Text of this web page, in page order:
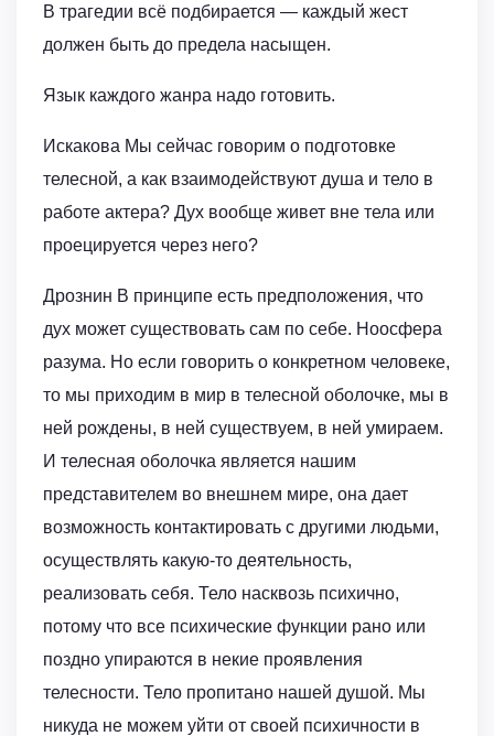
В трагедии всё подбирается — каждый жест
должен быть до предела насыщен.
Язык каждого жанра надо готовить.
Искакова Мы сейчас говорим о подготовке
телесной, а как взаимодействуют душа и тело в
работе актера? Дух вообще живет вне тела или
проецируется через него?
Дрознин В принципе есть предположения, что
дух может существовать сам по себе. Ноосфера
разума. Но если говорить о конкретном человеке,
то мы приходим в мир в телесной оболочке, мы в
ней рождены, в ней существуем, в ней умираем.
И телесная оболочка является нашим
представителем во внешнем мире, она дает
возможность контактировать с другими людьми,
осуществлять какую-то деятельность,
реализовать себя. Тело насквозь психично,
потому что все психические функции рано или
поздно упираются в некие проявления
телесности. Тело пропитано нашей душой. Мы
никуда не можем уйти от своей психичности в